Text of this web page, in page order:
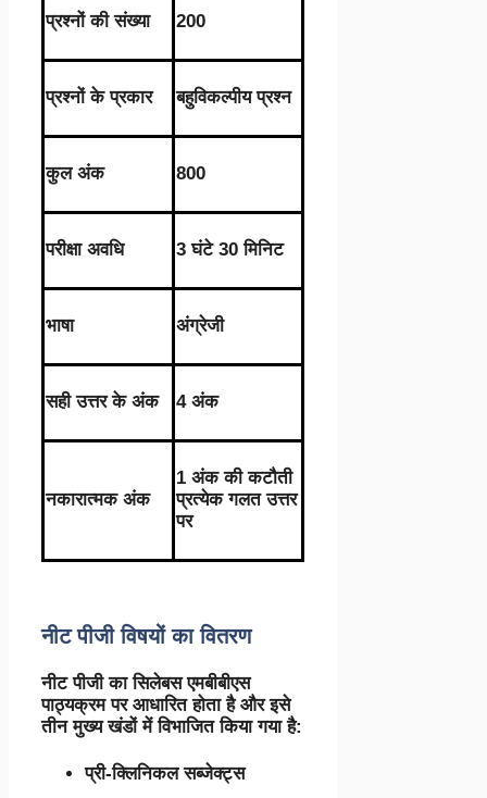
प्रश्नों की संख्या 200
प्रश्नों के प्रकार बहुविकल्पीय प्रश्न
कुल अंक 800
परीक्षा अवधि 3 घंटे 30 मिनिट
भाषा अंग्रेजी
सही उत्तर के अंक 4 अंक
नकारात्मक अंक
1 अंक की कटौती
प्रत्येक गलत उत्तर
पर
नीट पीजी विषयों का वितरण
नीट पीजी का सिलेबस एमबीबीएस
पाठ्यक्रम पर आधारित होता है और इसे
तीन मुख्य खंडों में विभाजित किया गया है:
प्री-क्लिनिकल सब्जेक्ट्स